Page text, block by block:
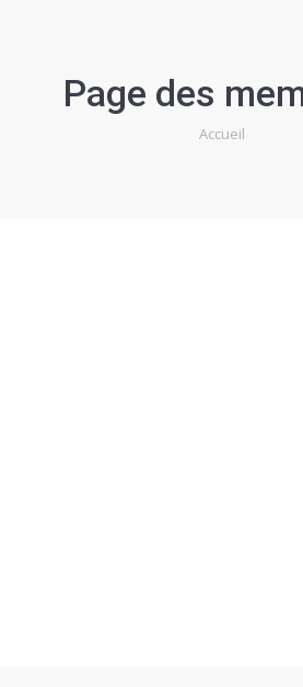
Page des
Vous êtes ici :
Accueil